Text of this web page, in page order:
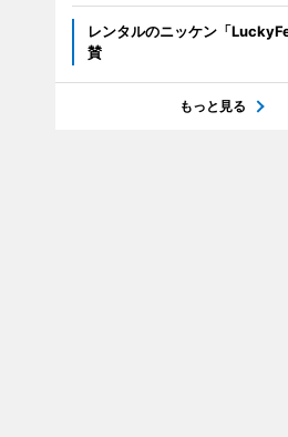
レンタルのニッケン「
賛
もっと見る